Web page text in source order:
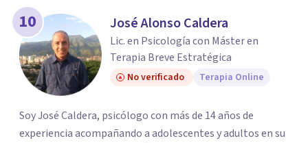
10 José Alonso Caldera
Lic. en Psicología con Máster en
Terapia Breve Estratégica
No verificado Terapia Online
Soy José Caldera, psicólogo con más de 14 años de
experiencia acompañando a adolescentes y adultos en su